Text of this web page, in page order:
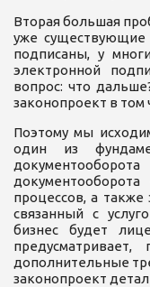
Вторая большая
уже
подписаны, у
электронной
вопрос: что
законопроект в том
Поэтому мы
один из
процессов, а также
связанный с
бизнес будет
дополнительные
законопроект